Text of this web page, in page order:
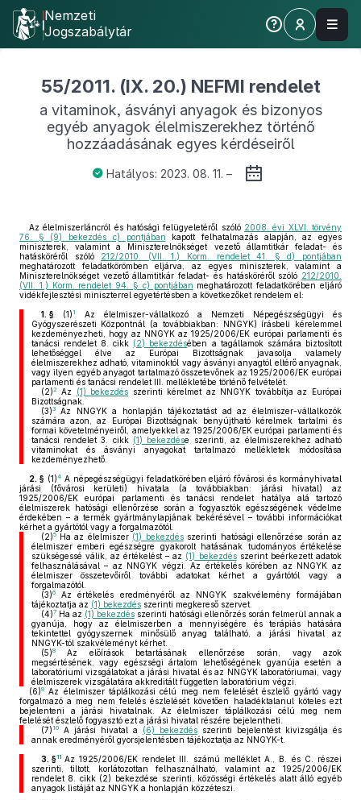
Nemzeti
Jogszabálytár
55/2011. (IX. 20.) NEFMI rendelet
a vitaminok, ásványi anyagok és bizonyos
egyéb anyagok élelmiszerekhez történő
hozzáadásának egyes kérdéseiről
Hatályos: 2023. 08. 11. –
Az élelmiszerláncról és hatósági felügyeletéről szóló 2008. évi XLVI. törvény
76. § (9) bekezdés c) pontjában kapott felhatalmazás alapján, az egyes
miniszterek, valamint a Miniszterelnökséget vezető államtitkár feladat- és
hatásköréről szóló 212/2010. (VII. 1.) Korm. rendelet 41. § d) pontjában
meghatározott feladatkörömben eljárva, az egyes miniszterek, valamint a
Miniszterelnökséget vezető államtitkár feladat- és hatásköréről szóló 212/2010.
(VII. 1.) Korm. rendelet 94. § c) pontjában meghatározott feladatkörében eljáró
vidékfejlesztési miniszterrel egyetértésben a következőket rendelem el:
1. §(1) 1
Az élelmiszer-vállalkozó a Nemzeti Népegészségügyi és
Gyógyszerészeti Központnál (a továbbiakban: NNGYK) írásbeli kérelemmel
kezdeményezheti, hogy az NNGYK az 1925/2006/EK európai parlamenti és
tanácsi rendelet 8. cikk (2) bekezdésében a tagállamok számára biztosított
lehetőséggel élve az Európai Bizottságnak javasolja valamely
élelmiszerekhez adható, vitaminoktól vagy ásványi anyagtól eltérő anyagnak,
vagy ilyen egyéb anyagot tartalmazó összetevőnek az 1925/2006/EK európai
parlamenti és tanácsi rendelet III. mellékletébe történő felvételét.
(2)2 Az (1) bekezdés szerinti kérelmet az NNGYK továbbítja az Európai
Bizottságnak.
(3)3Az NNGYK a honlapján tájékoztatást ad az élelmiszer-vállalkozók
számára azon, az Európai Bizottságnak benyújtható kérelmek tartalmi és
formai követelményeiről, amelyekkel az 1925/2006/EK európai parlamenti és
tanácsi rendelet 3. cikk (1) bekezdése szerinti, az élelmiszerekhez adható
vitaminokat és ásványi anyagokat tartalmazó mellékletek módosítása
kezdeményezhető.
2. § (1)4A népegészségügyi feladatkörében eljáró fővárosi és kormányhivatal
járási (fővárosi kerületi) hivatala (a továbbiakban: járási hivatal) az
1925/2006/EK európai parlamenti és tanácsi rendelet hatálya alá tartozó
élelmiszerek hatósági ellenőrzése során a fogyasztók egészségének védelme
érdekében – a termék gyártmánylapjának bekérésével – további információkat
kérhet a gyártótól vagy a forgalmazótól.
(2)5Ha az élelmiszer (1) bekezdésszerinti hatósági ellenőrzése során az
élelmiszer emberi egészségre gyakorolt hatásának tudományos értékelése
szükségessé válik, az értékelést – az (1) bekezdésszerint beérkezett adatok
felhasználásával – az NNGYK végzi. Az értékelés körében az NNGYK az
élelmiszer összetevőiről további adatokat kérhet a gyártótól vagy a
forgalmazótól.
(3)6Az értékelés eredményéről az NNGYK szakvélemény formájában
tájékoztatja az (1) bekezdésszerinti megkereső szervet.
(4)7Ha az (1) bekezdésszerinti hatósági ellenőrzés során felmerül annak a
gyanúja, hogy az élelmiszerben a mennyiségére és terápiás hatására
tekintettel gyógyszernek minősülő anyag található, a járási hivatal az
NNGYK-tól szakvéleményt kérhet.
(5)8Az előírások betartásának ellenőrzése során, vagy azok
megsértésének, vagy egészségi ártalom lehetőségének gyanúja esetén a
laboratóriumi vizsgálatokat a járási hivatal és az NNGYK laboratóriumai, vagy
élelmiszerek vizsgálatára akkreditált független laboratórium végzi.
(6)9 Az élelmiszer táplálkozási célú meg nem felelését észlelő gyártó vagy
forgalmazó a meg nem felelés észlelését követően haladéktalanul köteles ezt
bejelenteni a járási hivatalnak. Az élelmiszer táplálkozási célú meg nem
felelését észlelő fogyasztó ezt a járási hivatal részére bejelentheti.
(7) 10A járási hivatal a (6) bekezdésszerinti bejelentést kivizsgálja és
annak eredményéről gyorsjelentésben tájékoztatja az NNGYK-t.
3. §11 Az 1925/2006/EK rendelet III. számú melléklet A., B. és C. részei
szerinti, tiltott, korlátozottan felhasználható, valamint az 1925/2006/EK
rendelet 8. cikk (2) bekezdése szerinti, közösségi értékelés alatt álló egyéb
anyagok listáját az NNGYK a honlapján közzéteszi.